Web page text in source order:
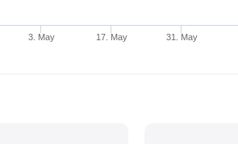
3. May 17. May 31. May